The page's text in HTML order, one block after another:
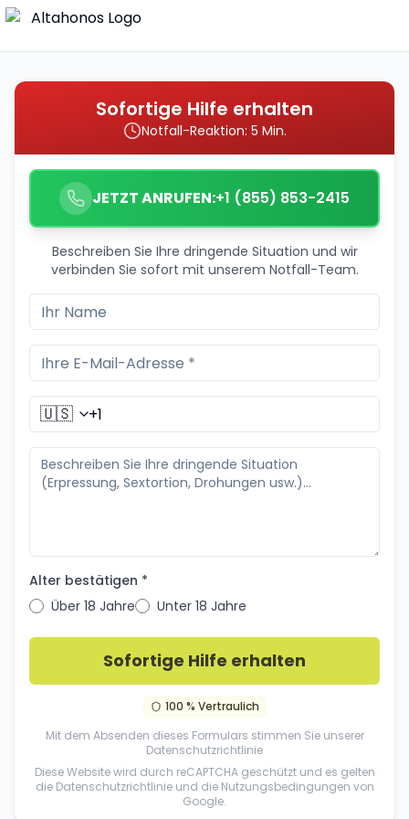
Sofortige Hilfe erhalten
Notfall-Reaktion: 5 Min.
JETZT ANRUFEN:+1 (855) 853-2415
Beschreiben Sie Ihre dringende Situation und wir
verbinden Sie sofort mit unserem Notfall-Team.
🇺🇸
Alter bestätigen *
Über 18 Jahre
Unter 18 Jahre
Sofortige Hilfe erhalten
100 % Vertraulich
Mit dem Absenden dieses Formulars stimmen Sie unserer
Datenschutzrichtlinie
Diese Website wird durch reCAPTCHA geschützt und es gelten
die Datenschutzrichtlinie und die Nutzungsbedingungen von
Google.